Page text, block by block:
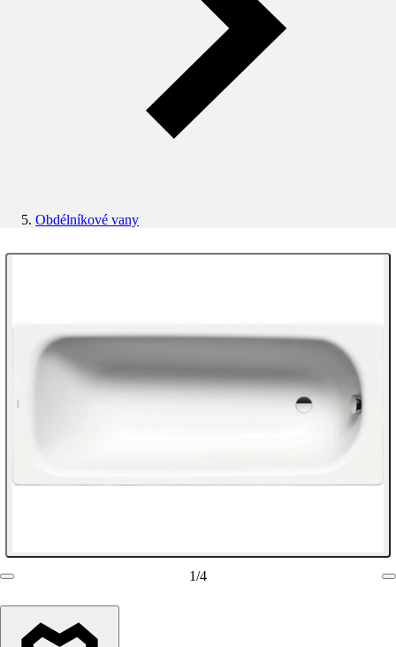
Obdélníkové vany
1/4